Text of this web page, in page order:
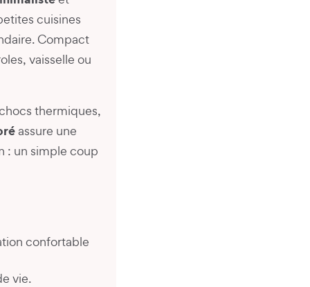
cuisines
Compact
vaisselle ou
thermiques,
assure une
: un simple coup
confortable
vie.